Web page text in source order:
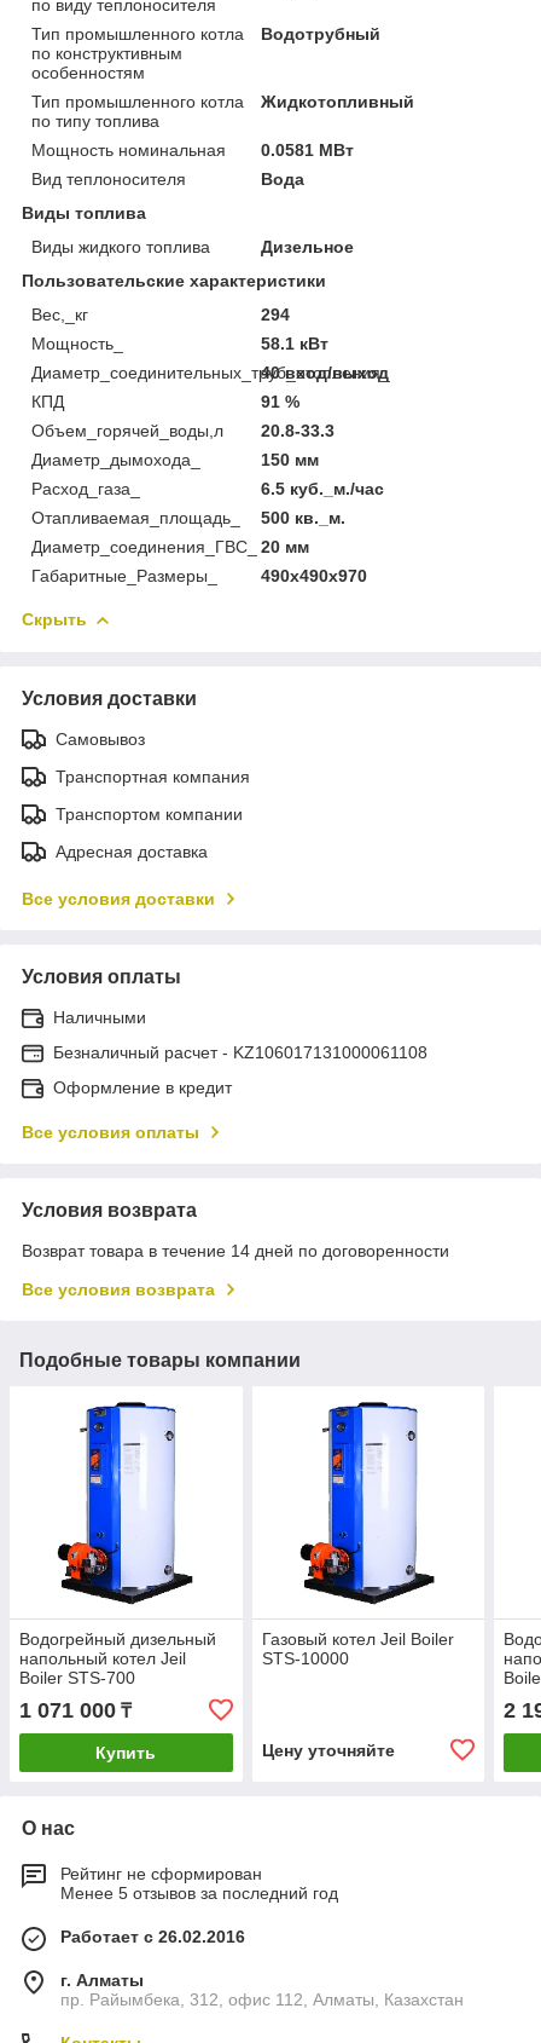
по виду теплоносителя
Тип промышленного котла
по конструктивным
особенностям
Водотрубный
Тип промышленного котла
по типу топлива
Жидкотопливный
Мощность номинальная
0.0581 МВт
Вид теплоносителя
Вода
Виды топлива
Виды жидкого топлива
Дизельное
Пользовательские характеристики
Вес,_кг
294
Мощность_
58.1 кВт
Диаметр_соединительных_труб_отопления_
40 вход/выход
КПД
91 %
Объем_горячей_воды,л
20.8-33.3
Диаметр_дымохода_
150 мм
Расход_газа_
6.5 куб._м./час
Отапливаемая_площадь_
500 кв._м.
Диаметр_соединения_ГВС_
20 мм
Габаритные_Размеры_
490х490х970
Скрыть
Условия доставки
Самовывоз
Транспортная компания
Транспортом компании
Адресная доставка
Все условия доставки
Условия оплаты
Наличными
Безналичный расчет - KZ106017131000061108
Оформление в кредит
Все условия оплаты
Условия возврата
Возврат товара в течение 14 дней по договоренности
Все условия возврата
Подобные товары компании
Водогрейный дизельный
напольный котел Jeil
Boiler STS-700
1 071 000 ₸
Купить
Газовый котел Jeil Boiler
STS-10000
Цену уточняйте
2
О нас
Рейтинг не сформирован
Менее 5 отзывов за последний год
Работает с 26.02.2016
г. Алматы
пр. Райымбека, 312, офис 112, Алматы, Казахстан